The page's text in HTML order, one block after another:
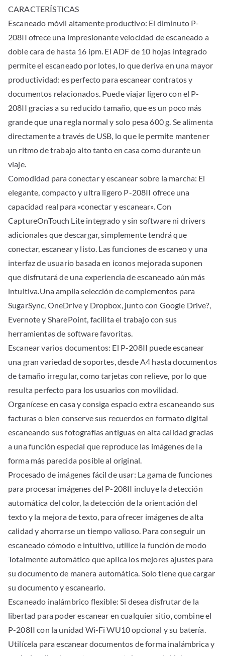
CARACTERÍSTICAS
Escaneado móvil altamente productivo: El diminuto P-
208II ofrece una impresionante velocidad de escaneado a
doble cara de hasta 16 ipm. El ADF de 10 hojas integrado
permite el escaneado por lotes, lo que deriva en una mayor
productividad: es perfecto para escanear contratos y
documentos relacionados. Puede viajar ligero con el P-
208II gracias a su reducido tamaño, que es un poco más
grande que una regla normal y solo pesa 600 g. Se alimenta
directamente a través de USB, lo que le permite mantener
un ritmo de trabajo alto tanto en casa como durante un
viaje.
Comodidad para conectar y escanear sobre la marcha: El
elegante, compacto y ultra ligero P-208II ofrece una
capacidad real para «conectar y escanear». Con
CaptureOnTouch Lite integrado y sin software ni drivers
adicionales que descargar, simplemente tendrá que
conectar, escanear y listo. Las funciones de escaneo y una
interfaz de usuario basada en iconos mejorada suponen
que disfrutará de una experiencia de escaneado aún más
intuitiva.Una amplia selección de complementos para
SugarSync, OneDrive y Dropbox, junto con Google Drive?,
Evernote y SharePoint, facilita el trabajo con sus
herramientas de software favoritas.
Escanear varios documentos: El P-208II puede escanear
una gran variedad de soportes, desde A4 hasta documentos
de tamaño irregular, como tarjetas con relieve, por lo que
resulta perfecto para los usuarios con movilidad.
Organícese en casa y consiga espacio extra escaneando sus
facturas o bien conserve sus recuerdos en formato digital
escaneando sus fotografías antiguas en alta calidad gracias
a una función especial que reproduce las imágenes de la
forma más parecida posible al original.
Procesado de imágenes fácil de usar: La gama de funciones
para procesar imágenes del P-208II incluye la detección
automática del color, la detección de la orientación del
texto y la mejora de texto, para ofrecer imágenes de alta
calidad y ahorrarse un tiempo valioso. Para conseguir un
escaneado cómodo e intuitivo, utilice la función de modo
Totalmente automático que aplica los mejores ajustes para
su documento de manera automática. Solo tiene que cargar
su documento y escanearlo.
Escaneado inalámbrico flexible: Si desea disfrutar de la
libertad para poder escanear en cualquier sitio, combine el
P-208II con la unidad Wi-Fi WU10 opcional y su batería.
Utilícela para escanear documentos de forma inalámbrica y